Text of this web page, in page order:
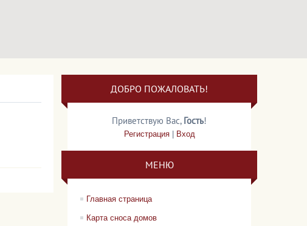
ДОБРО ПОЖАЛОВАТЬ!
Приветствую Вас, Гость!
Регистрация| Вход
МЕНЮ
Главная страница
Карта сноса домов